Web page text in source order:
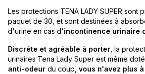
Les protections TENA LADY SUPER sont
paquet de 30, et sont destinées à
d'urine en cas d'incontinence urinaire
Discrète et agréable à porter , la
urinaires Tena Lady Super est même
anti-odeur du coup, vous n'avez plus